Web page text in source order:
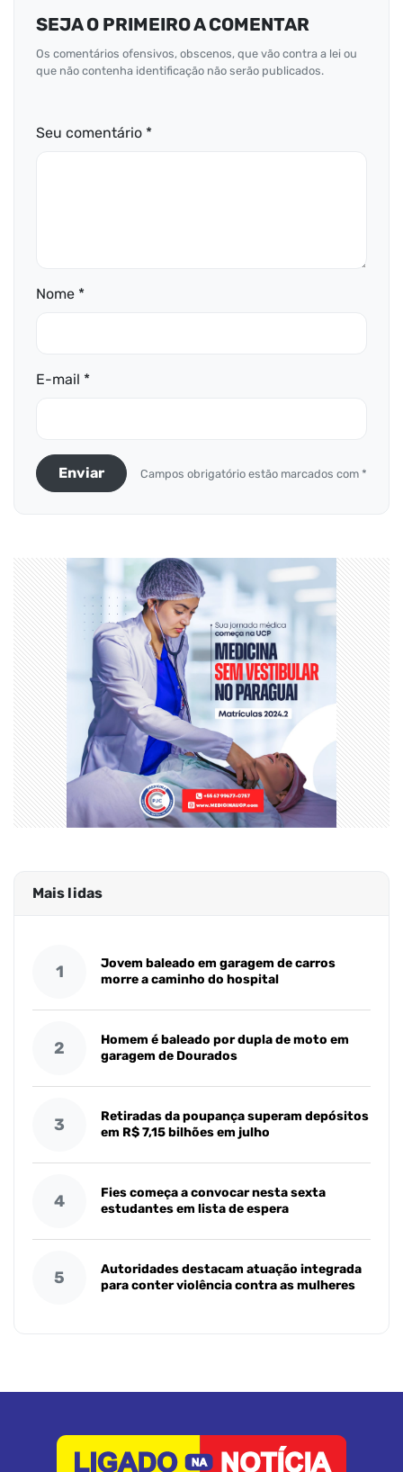
SEJA O PRIMEIRO A COMENTAR
Os comentários ofensivos, obscenos, que vão contra a lei ou
que não contenha identificação não serão publicados.
Seu comentário *
Nome *
E-mail *
Enviar Campos obrigatório estão marcados com *
Mais lidas
1
Jovem baleado em garagem de carros
morre a caminho do hospital
2
Homem é baleado por dupla de moto em
garagem de Dourados
3
Retiradas da poupança superam depósitos
em R$ 7,15 bilhões em julho
4
Fies começa a convocar nesta sexta
estudantes em lista de espera
5
Autoridades destacam atuação integrada
para conter violência contra as mulheres